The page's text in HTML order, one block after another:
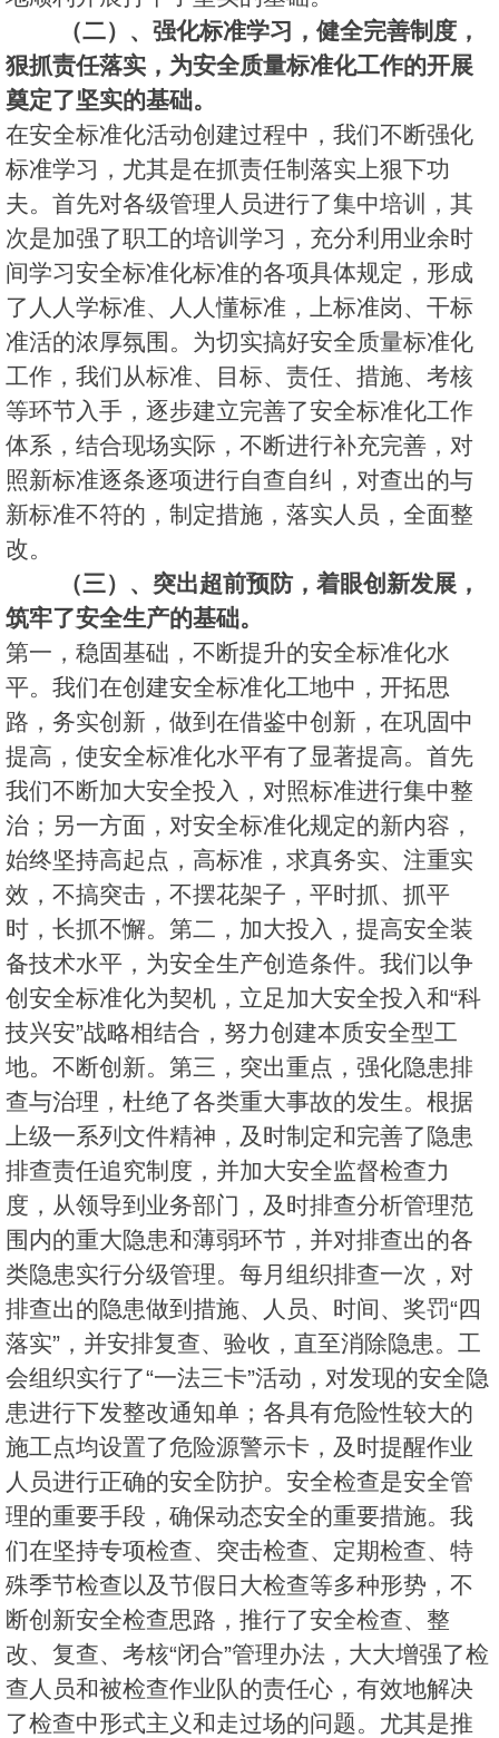
（二）、强化标准学习，健全完善制度，
狠抓责任落实，为安全质量标准化工作的开展
奠定了坚实的基础。
在安全标准化活动创建过程中，我们不断强化
标准学习，尤其是在抓责任制落实上狠下功
夫。首先对各级管理人员进行了集中培训，其
次是加强了职工的培训学习，充分利用业余时
间学习安全标准化标准的各项具体规定，形成
了人人学标准、人人懂标准，上标准岗、干标
准活的浓厚氛围。为切实搞好安全质量标准化
工作，我们从标准、目标、责任、措施、考核
等环节入手，逐步建立完善了安全标准化工作
体系，结合现场实际，不断进行补充完善，对
照新标准逐条逐项进行自查自纠，对查出的与
新标准不符的，制定措施，落实人员，全面整
改。
（三）、突出超前预防，着眼创新发展，
筑牢了安全生产的基础。
第一，稳固基础，不断提升的安全标准化水
平。我们在创建安全标准化工地中，开拓思
路，务实创新，做到在借鉴中创新，在巩固中
提高，使安全标准化水平有了显著提高。首先
我们不断加大安全投入，对照标准进行集中整
治；另一方面，对安全标准化规定的新内容，
始终坚持高起点，高标准，求真务实、注重实
效，不搞突击，不摆花架子，平时抓、抓平
时，长抓不懈。第二，加大投入，提高安全装
备技术水平，为安全生产创造条件。我们以争
创安全标准化为契机，立足加大安全投入和“科
技兴安”战略相结合，努力创建本质安全型工
地。不断创新。第三，突出重点，强化隐患排
查与治理，杜绝了各类重大事故的发生。根据
上级一系列文件精神，及时制定和完善了隐患
排查责任追究制度，并加大安全监督检查力
度，从领导到业务部门，及时排查分析管理范
围内的重大隐患和薄弱环节，并对排查出的各
类隐患实行分级管理。每月组织排查一次，对
排查出的隐患做到措施、人员、时间、奖罚“四
落实”，并安排复查、验收，直至消除隐患。工
会组织实行了“一法三卡”活动，对发现的安全隐
患进行下发整改通知单；各具有危险性较大的
施工点均设置了危险源警示卡，及时提醒作业
人员进行正确的安全防护。安全检查是安全管
理的重要手段，确保动态安全的重要措施。我
们在坚持专项检查、突击检查、定期检查、特
殊季节检查以及节假日大检查等多种形势，不
断创新安全检查思路，推行了安全检查、整
改、复查、考核“闭合”管理办法，大大增强了检
查人员和被检查作业队的责任心，有效地解决
了检查中形式主义和走过场的问题。尤其是推